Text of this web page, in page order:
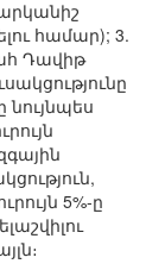
համար); 3.
Դավիթ
նույնպես
5%-ը